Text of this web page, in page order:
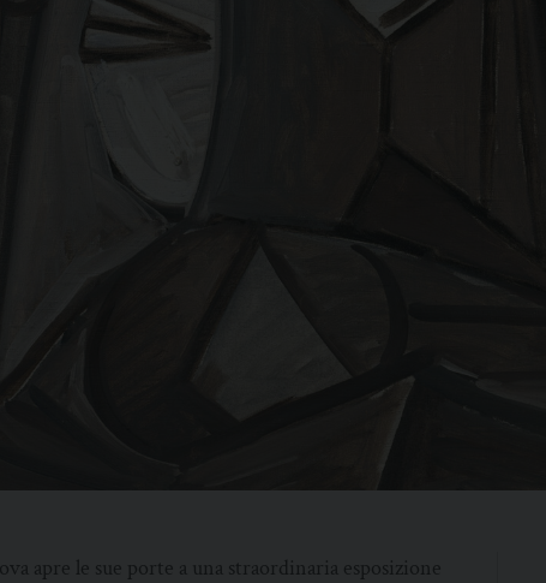
apre le sue porte a una straordinaria esposizione